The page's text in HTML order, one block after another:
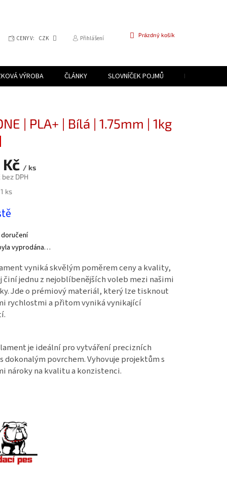
CENY V: CZK Přihlášení
NÁKUPNÍ
Prázdný košík
VÝROBA ČLÁNKY SLOVNÍČEK POJMŮ PROGRAM
| PLA+ | Bílá | 1.75mm | 1kg
/ ks
bez DPH
ks
vyprodána…
vyniká skvělým poměrem ceny a kvality,
činí jednu z nejoblíbenějších voleb mezi našimi
Jde o prémiový materiál, který lze tisknout
rychlostmi a přitom vyniká vynikající
je ideální pro vytváření precizních
dokonalým povrchem. Vyhovuje projektům s
nároky na kvalitu a konzistenci.